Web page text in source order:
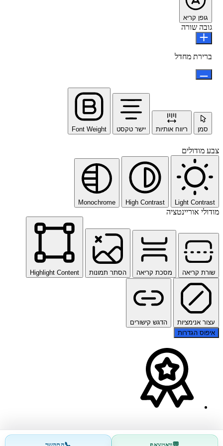
💬
📞
גופן קריא
גובה שורה
ברירת מחדל
סמן ריווח אותיות יישר טקסט Font Weight
צבע מודולים
Light Contrast
High Contrast
Monochrome
מודולי אוריינטציה
שורת קריאה מסכת קריאה הסתר תמונות Highlight Content
עצור אנימציות
הדגש קישורים
איפוס הגדרות